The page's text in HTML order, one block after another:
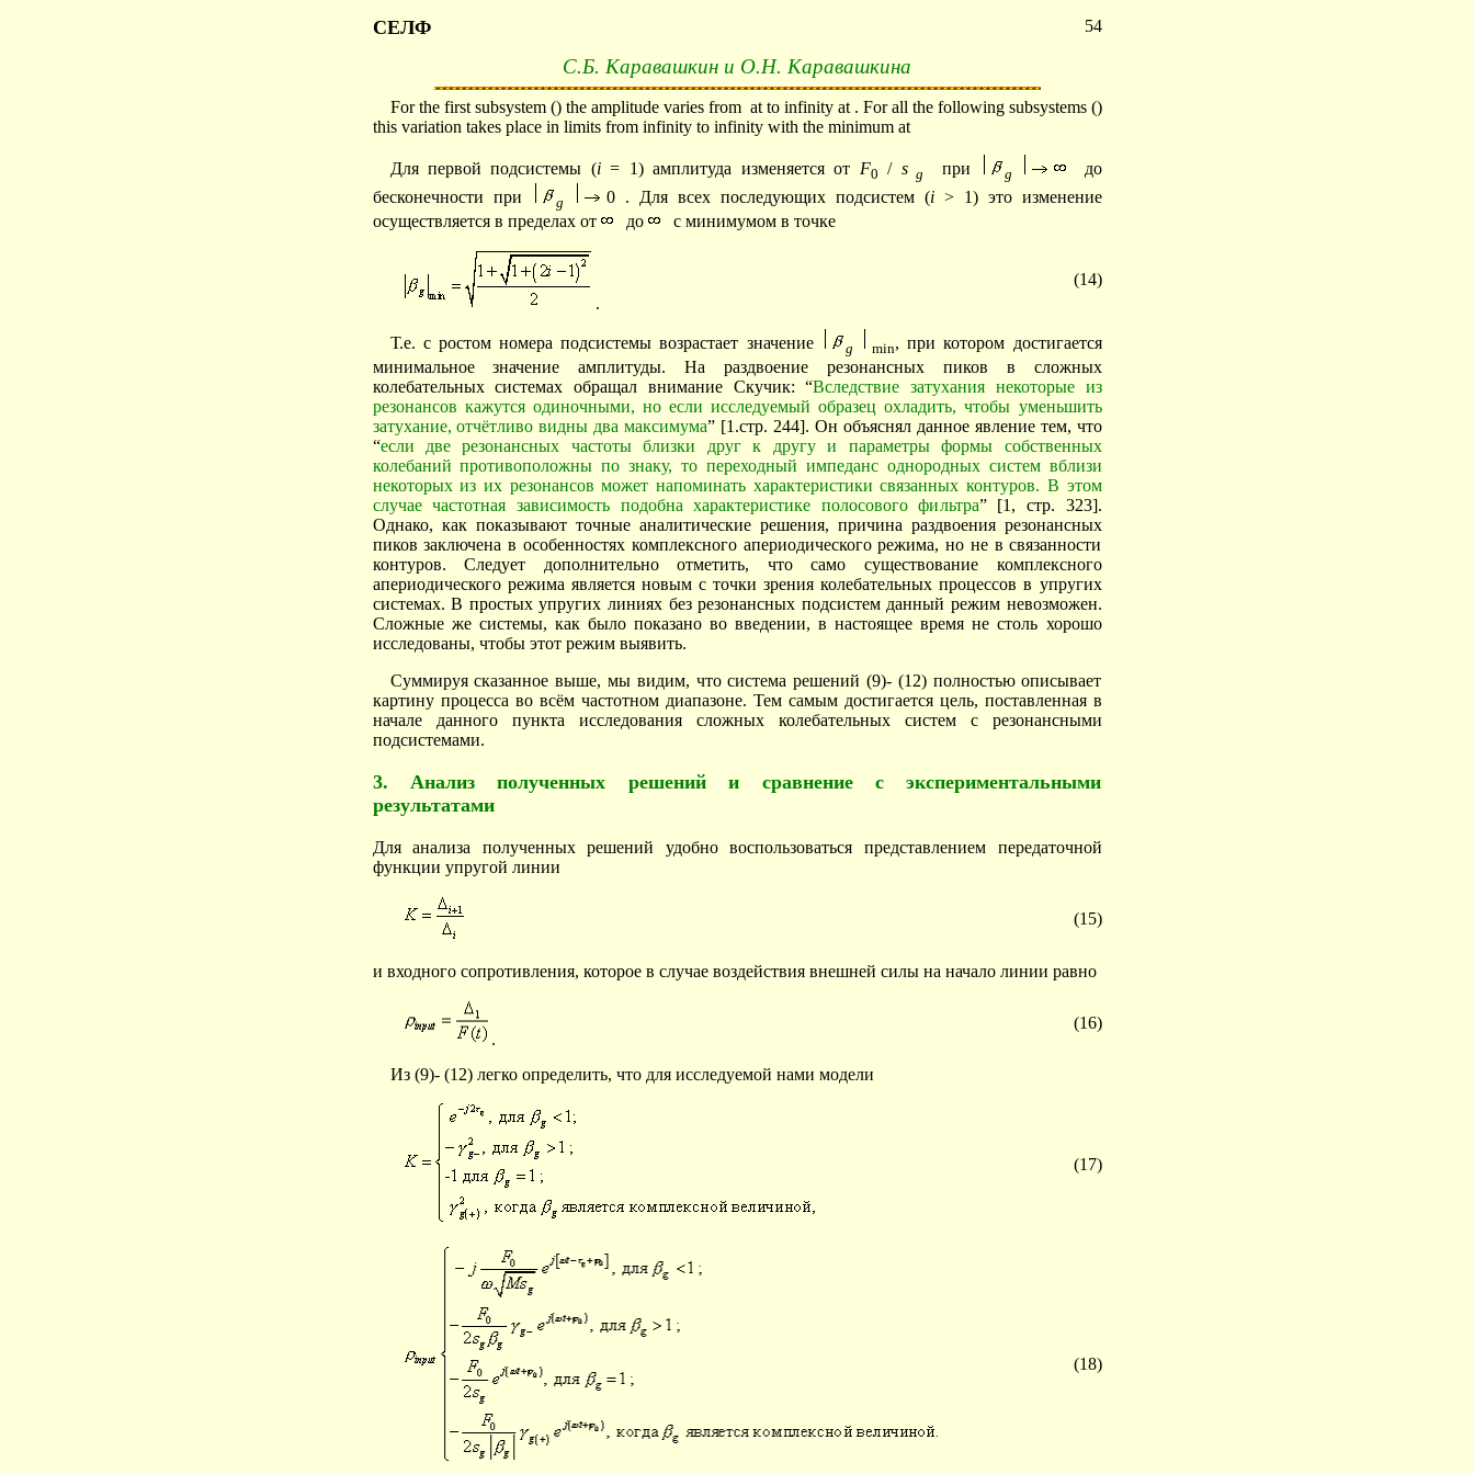
СЕЛФ 54
С.Б. Каравашкин и О.Н. Каравашкина
For the first subsystem () the amplitude varies from at to infinity at . For all the following subsystems ()
this variation takes place in limits from infinity to infinity with the minimum at
Для первой подсистемы (i= 1) амплитуда изменяется от F0 / sg при g
до
бесконечности при
g 0. Для всех последующих подсистем (i> 1) это изменение
осуществляется в пределах от
до с минимумом в точке
.
(14)
Т.е. с ростом номера подсистемы возрастает значение g min, при котором достигается
минимальное значение амплитуды. На раздвоение резонансных пиков в сложных
колебательных системах обращал внимание Скучик: “Вследствие затухания некоторые из
резонансов кажутся одиночными, но если исследуемый образец охладить, чтобы уменьшить
затухание, отчётливо видны два максимума” [1.стр. 244]. Он объяснял данное явление тем, что
“если две резонансных частоты близки друг к другу и параметры формы собственных
колебаний противоположны по знаку, то переходный импеданс однородных систем вблизи
некоторых из их резонансов может напоминать характеристики связанных контуров. В этом
случае частотная зависимость подобна характеристике полосового фильтра” [1, стр. 323].
Однако, как показывают точные аналитические решения, причина раздвоения резонансных
пиков заключена в особенностях комплексного апериодического режима, но не в связанности
контуров. Следует дополнительно отметить, что само существование комплексного
апериодического режима является новым с точки зрения колебательных процессов в упругих
системах. В простых упругих линиях без резонансных подсистем данный режим невозможен.
Сложные же системы, как было показано во введении, в настоящее время не столь хорошо
исследованы, чтобы этот режим выявить.
Суммируя сказанное выше, мы видим, что система решений (9)- (12) полностью описывает
картину процесса во всём частотном диапазоне. Тем самым достигается цель, поставленная в
начале данного пункта исследования сложных колебательных систем с резонансными
подсистемами.
3. Анализ полученных решений и сравнение с экспериментальными
результатами
Для анализа полученных решений удобно воспользоваться представлением передаточной
функции упругой линии
(15)
и входного сопротивления, которое в случае воздействия внешней силы на начало линии равно
.
(16)
Из (9)- (12) легко определить, что для исследуемой нами модели
(17)
(18)